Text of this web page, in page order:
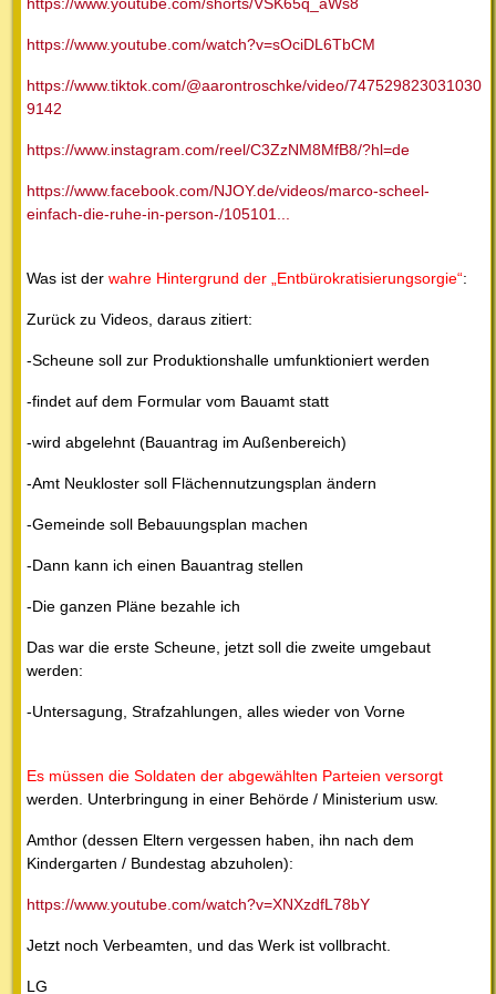
https://www.youtube.com/watch?v=sOciDL6TbCM
https://www.tiktok.com/@aarontroschke/video/747529823031030
9142
https://www.instagram.com/reel/C3ZzNM8MfB8/?hl=de
https://www.facebook.com/NJOY.de/videos/marco-scheel-
einfach-die-ruhe-in-person-/105101...
Was ist der wahre Hintergrund der „Entbürokratisierungsorgie“:
Zurück zu Videos, daraus zitiert:
-Scheune soll zur Produktionshalle umfunktioniert werden
-findet auf dem Formular vom Bauamt statt
-wird abgelehnt (Bauantrag im Außenbereich)
-Amt Neukloster soll Flächennutzungsplan ändern
-Gemeinde soll Bebauungsplan machen
-Dann kann ich einen Bauantrag stellen
-Die ganzen Pläne bezahle ich
Das war die erste Scheune, jetzt soll die zweite umgebaut
werden:
-Untersagung, Strafzahlungen, alles wieder von Vorne
Es müssen die Soldaten der abgewählten Parteien versorgt
werden. Unterbringung in einer Behörde / Ministerium usw.
Amthor (dessen Eltern vergessen haben, ihn nach dem
Kindergarten / Bundestag abzuholen):
https://www.youtube.com/watch?v=XNXzdfL78bY
Jetzt noch Verbeamten, und das Werk ist vollbracht.
LG